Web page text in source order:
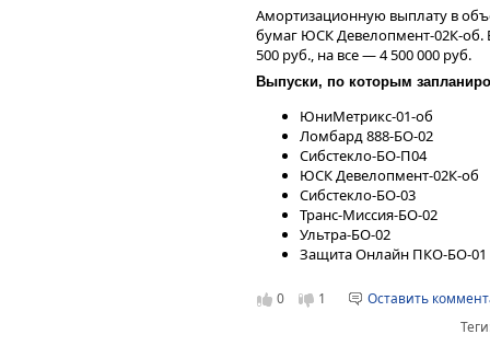
Амортизационную выплату в
бумаг ЮСК Девелопмент-02К-об.
500 руб., на все — 4 500 000 руб.
Выпуски, по которым
ЮниМетрикс-01-об
Ломбард 888-БО-02
Сибстекло-БО-П04
ЮСК Девелопмент-02К-об
Сибстекло-БО-03
Транс-Миссия-БО-02
Ультра-БО-02
Защита Онлайн ПКО-БО-01
0 1
Оставить